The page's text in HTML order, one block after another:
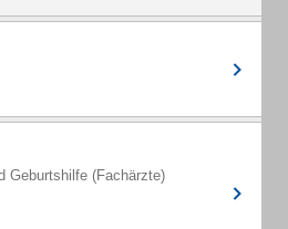
Geburtshilfe (Fachärzte)